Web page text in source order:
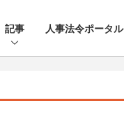
記事 人事法令ポータル